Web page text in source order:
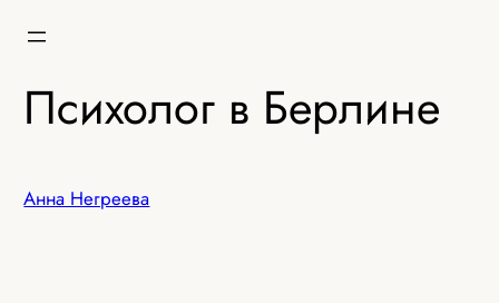
Психолог в Берлине
Анна Негреева